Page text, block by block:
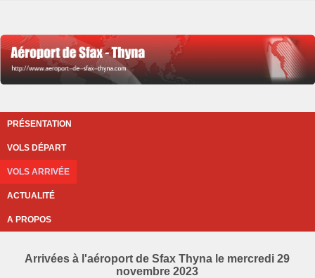
PRÉSENTATION
VOLS DÉPART
VOLS ARRIVÉE
ACTUALITÉ
A PROPOS
Arrivées à l'aéroport de Sfax Thyna le mercredi 29
novembre 2023